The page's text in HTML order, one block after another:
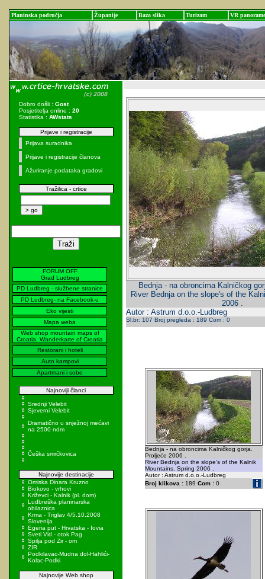
Planinska područja Županije Baza slika Turizam VR panorame
Dobro došli : Gost
Posjetitelja online : 20
Statistika : AWstats
Prijave i registracije
Prijava suradnika
Prijave i registracije članova
Ažuriranje podataka gradovi
Tražilica - crtice
FORUM OFF
Grad Ludbreg
PD Ludbreg - službene stranice
PD Ludbreg- na Facebook-u
Eko vijesti
Mapa weba
Web shop mountain maps of
Croatia, Wanderkarte of Croatia
Restorani i hoteli
Auto kampovi
Apartmani i sobe
Najnoviji članci
Srednji Velebit
Sjeverni Velebit
Dramatično u snježnoj mećavi
na 2500 ndm
Češka smrčkovica
Najnovije destinacije
Omiska Dinara Kruzno
Biokovo - vrhovi
Križevci - Kalnik (pl. dom)
Ludbreška planinarska
obilaznica
Krma - Triglav 4/5.10.2008
Slovenija
Egeria put - Hrvatska - Iovia
Sveti Vid - otok Pag
Spilja pod Zir - om
ZIR
Podkilavac-Mudna dol-Hahlići-
Kolac-Podki
Najnovije Web shop
Bednja - na obroncima Kalničkog
River Bednja on the slope's of the
2006 .
Autor : Astrum d.o.o.-Ludbreg
Sl.br: 107 Broj pregleda : 189 Com : 0
Bednja - na obroncima Kalničkog gorja.
Proljeće 2006 .
River Bednja on the slope's of the Kalnik
Mountains. Spring 2006 .
Autor : Astrum d.o.o.-Ludbreg
Broj klikova :189 Com :0